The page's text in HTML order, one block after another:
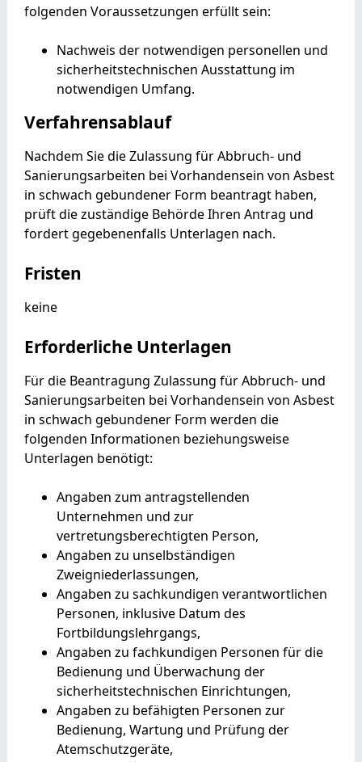
folgenden Voraussetzungen erfüllt sein:
Nachweis der notwendigen personellen und
sicherheitstechnischen Ausstattung im
notwendigen Umfang.
Verfahrensablauf
Nachdem Sie die Zulassung für Abbruch- und
Sanierungsarbeiten bei Vorhandensein von Asbest
in schwach gebundener Form beantragt haben,
prüft die zuständige Behörde Ihren Antrag und
fordert gegebenenfalls Unterlagen nach.
Fristen
keine
Erforderliche Unterlagen
Für die Beantragung Zulassung für Abbruch- und
Sanierungsarbeiten bei Vorhandensein von Asbest
in schwach gebundener Form werden die
folgenden Informationen beziehungsweise
Unterlagen benötigt:
Angaben zum antragstellenden
Unternehmen und zur
vertretungsberechtigten Person,
Angaben zu unselbständigen
Zweigniederlassungen,
Angaben zu sachkundigen verantwortlichen
Personen, inklusive Datum des
Fortbildungslehrgangs,
Angaben zu fachkundigen Personen für die
Bedienung und Überwachung der
sicherheitstechnischen Einrichtungen,
Angaben zu befähigten Personen zur
Bedienung, Wartung und Prüfung der
Atemschutzgeräte,